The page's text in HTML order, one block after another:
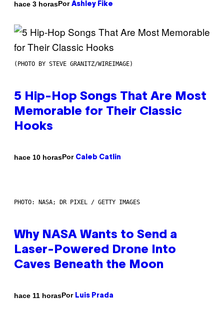
hace 3 horasPor Ashley Fike
(PHOTO BY STEVE GRANITZ/WIREIMAGE)
5 Hip-Hop Songs That Are Most
Memorable for Their Classic
Hooks
hace 10 horasPor Caleb Catlin
PHOTO: NASA; DR PIXEL / GETTY IMAGES
Why NASA Wants to Send a
Laser-Powered Drone Into
Caves Beneath the Moon
hace 11 horasPor Luis Prada